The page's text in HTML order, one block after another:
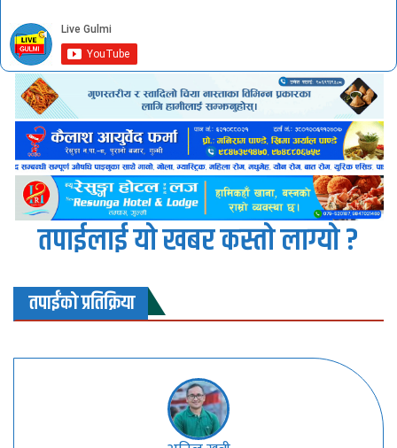
तपाईलाई यो खबर कस्तो लाग्यो ?
तपाईंको प्रतिक्रिया